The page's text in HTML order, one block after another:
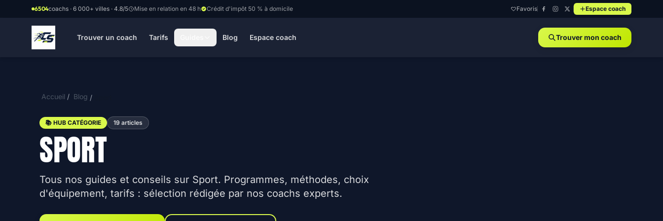
Aller au contenu principal
6504coachs · 6 000+ villes · 4.8/5 Mise en relation en 48 h Crédit d'impôt 50 % à domicile Favoris Espace coach
Trouver un coach Tarifs Blog Espace coach Trouver mon coach
Accueil / Blog /
📚 HUB CATÉGORIE 19 articles
SPORT
Tous nos guides et conseils sur Sport. Programmes, méthodes, choix
d'équipement, tarifs : sélection rédigée par nos coachs experts.